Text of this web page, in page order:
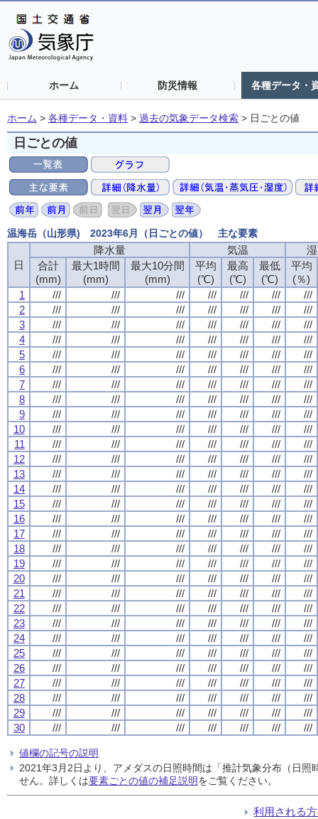
ホーム 防災情報 各種データ・
ホーム > 各種データ・資料 > 過去の気象データ検索 > 日ごとの値
日ごとの値
温海岳（山形県) 2023年6月（日ごとの値） 主な要素
日
降水量 気温
合計
(mm)
最大1時間
(mm)
最大10分間
(mm)
平均
(℃)
最高
(℃)
最低
(℃)
平均
(％)
1
/// /// /// /// /// ///
///
2
/// /// /// /// /// ///
///
3
/// /// /// /// /// ///
///
4
/// /// /// /// /// ///
///
5
/// /// /// /// /// ///
///
6
/// /// /// /// /// ///
///
7
/// /// /// /// /// ///
///
8
/// /// /// /// /// ///
///
9
/// /// /// /// /// ///
///
10
/// /// /// /// /// ///
///
11
/// /// /// /// /// ///
///
12
/// /// /// /// /// ///
///
13
/// /// /// /// /// ///
///
14
/// /// /// /// /// ///
///
15
/// /// /// /// /// ///
///
16
/// /// /// /// /// ///
///
17
/// /// /// /// /// ///
///
18
/// /// /// /// /// ///
///
19
/// /// /// /// /// ///
///
20
/// /// /// /// /// ///
///
21
/// /// /// /// /// ///
///
22
/// /// /// /// /// ///
///
23
/// /// /// /// /// ///
///
24
/// /// /// /// /// ///
///
25
/// /// /// /// /// ///
///
26
/// /// /// /// /// ///
///
27
/// /// /// /// /// ///
///
28
/// /// /// /// /// ///
///
29
/// /// /// /// /// ///
///
30
/// /// /// /// /// /// ///
値欄の記号の説明
2021年3月2日より、アメダスの日照時間は「推計気象分布（日
せん。詳しくは要素ごとの値の補足説明をご覧ください。
利用される